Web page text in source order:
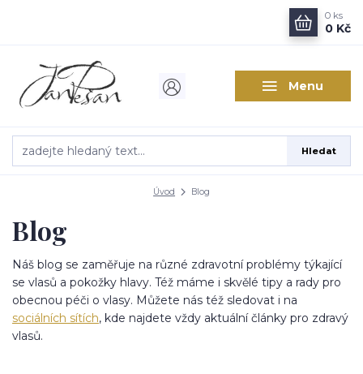
Menu
Hledat
0 ks
0 Kč
Úvod Blog
Blog
Náš blog se zaměřuje na různé zdravotní problémy týkající
se vlasů a pokožky hlavy. Též máme i skvělé tipy a rady pro
obecnou péči o vlasy. Můžete nás též sledovat i na
sociálních sítích, kde najdete vždy aktuální články pro zdravý
vlasů.